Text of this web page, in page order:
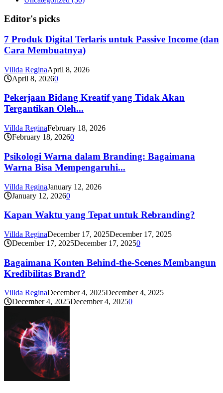
Editor's picks
7 Produk Digital Terlaris untuk Passive Income (dan
Cara Membuatnya)
Villda ReginaApril 8, 2026
April 8, 20260
Pekerjaan Bidang Kreatif yang Tidak Akan
Tergantikan Oleh...
Villda ReginaFebruary 18, 2026
February 18, 20260
Psikologi Warna dalam Branding: Bagaimana
Warna Bisa Mempengaruhi...
Villda ReginaJanuary 12, 2026
January 12, 20260
Kapan Waktu yang Tepat untuk Rebranding?
Villda ReginaDecember 17, 2025December 17, 2025
December 17, 2025December 17, 20250
Bagaimana Konten Behind-the-Scenes Membangun
Kredibilitas Brand?
Villda ReginaDecember 4, 2025December 4, 2025
December 4, 2025December 4, 20250